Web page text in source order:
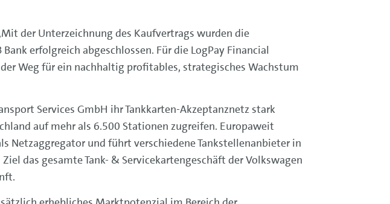
der Unterzeichnung des Kaufvertrags wurden die
erfolgreich abgeschlossen. Für die LogPay Financial
Weg für ein nachhaltig profitables, strategisches Wachstum
Services GmbH ihr Tankkarten-Akzeptanznetz stark
auf mehr als 6.500 Stationen zugreifen. Europaweit
Netzaggregator und führt verschiedene Tankstellenanbieter in
das gesamte Tank- & Servicekartengeschäft der Volkswagen